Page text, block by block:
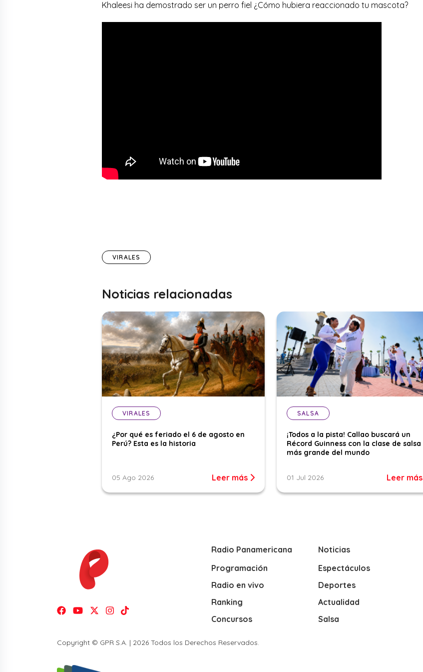
Khaleesi ha demostrado ser un perro fiel ¿Cómo hubiera reaccionado tu mascota?
VIRALES
Noticias relacionadas
VIRALES
¿Por qué es feriado el 6 de agosto en
Perú? Esta es la historia
05 Ago 2026 Leer más
SALSA
¡Todos a la pista! Callao buscará un
Récord Guinness con la clase de salsa
más grande del mundo
01 Jul 2026 Leer más
Radio Panamericana
Programación
Radio en vivo
Ranking
Concursos
Noticias
Espectáculos
Deportes
Actualidad
Salsa
Copyright © GPR S.A. | 2026 Todos los Derechos Reservados.